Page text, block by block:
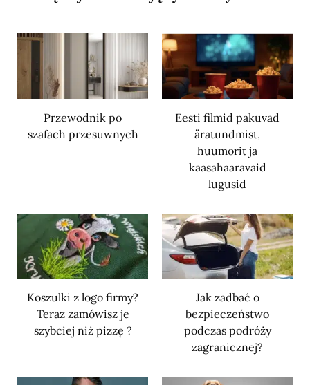
Przewodnik po
szafach przesuwnych
Eesti filmid pakuvad
äratundmist,
huumorit ja
kaasahaaravaid
lugusid
Koszulki z logo firmy?
Teraz zamówisz je
szybciej niż pizzę ?
Jak zadbać o
bezpieczeństwo
podczas podróży
zagranicznej?